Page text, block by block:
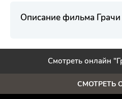
Описание фильма Грачи
Смотреть онлайн
СМОТРЕТЬ